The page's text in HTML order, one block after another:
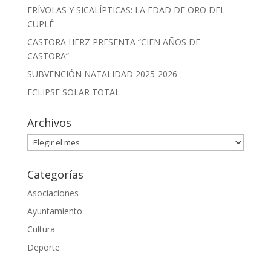
FRÍVOLAS Y SICALÍPTICAS: LA EDAD DE ORO DEL
CUPLÉ
CASTORA HERZ PRESENTA “CIEN AÑOS DE
CASTORA”
SUBVENCIÓN NATALIDAD 2025-2026
ECLIPSE SOLAR TOTAL
Archivos
Archivos
Categorías
Asociaciones
Ayuntamiento
Cultura
Deporte